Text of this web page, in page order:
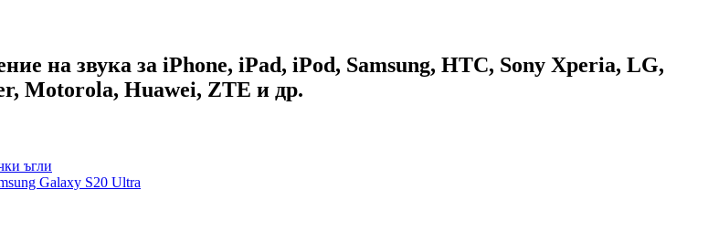
на звука за iPhone, iPad, iPod, Samsung, HTC, Sony Xperia, LG,
Motorola, Huawei, ZTE и др.
ъгли
Galaxy S20 Ultra